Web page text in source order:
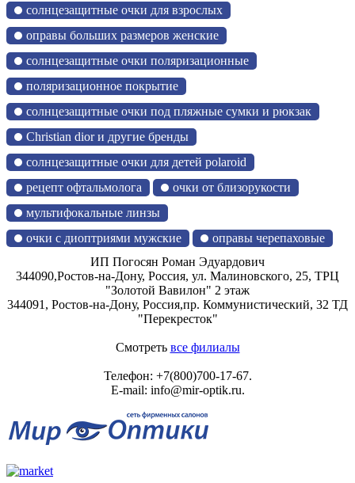
солнцезащитные очки для взрослых
оправы больших размеров женские
солнцезащитные очки поляризационные
поляризационное покрытие
солнцезащитные очки под пляжные сумки и рюкзак
Christian dior и другие бренды
солнцезащитные очки для детей polaroid
рецепт офтальмолога
очки от близорукости
мультифокальные линзы
очки с диоптриями мужские
оправы черепаховые
ИП Погосян Роман Эдуардович
344090,Ростов-на-Дону, Россия, ул. Малиновского, 25, ТРЦ
"Золотой Вавилон" 2 этаж
344091, Ростов-на-Дону, Россия,пр. Коммунистический, 32 ТД
"Перекресток"
Смотреть все филиалы
Телефон: +7(800)700-17-67.
E-mail: info@mir-optik.ru.